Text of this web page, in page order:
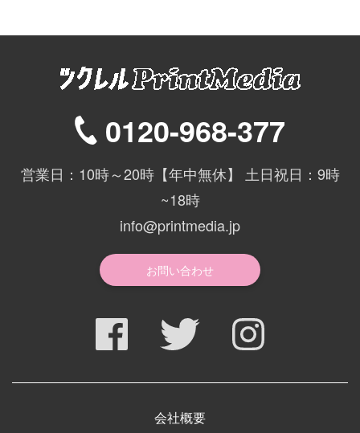
0120-968-377
営業日：10時～20時【年中無休】 土日祝日：9時
~18時
info@printmedia.jp
お問い合わせ
会社概要